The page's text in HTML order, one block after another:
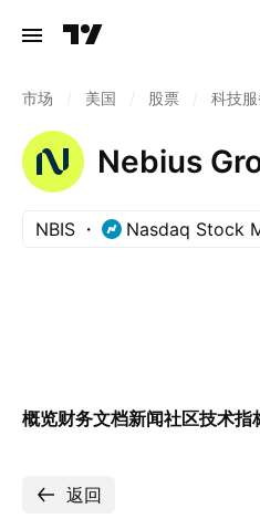
市场 美国 股票 科技服
Nebius
NBIS Nasdaq Stock
概览财务文档新闻社区技术指
返回